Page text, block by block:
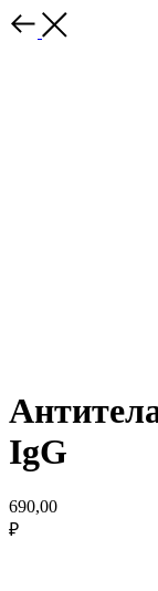
IgG
690,00
₽